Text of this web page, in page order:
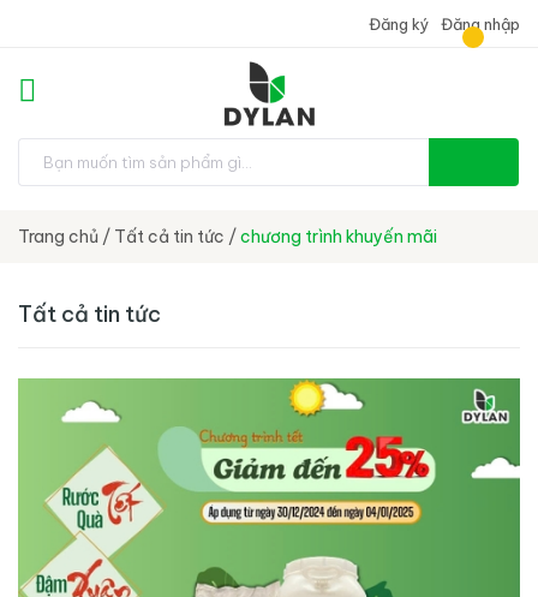
Đăng ký Đăng nhập
Trang chủ / Tất cả tin tức /chương trình khuyến mãi
Tất cả tin tức